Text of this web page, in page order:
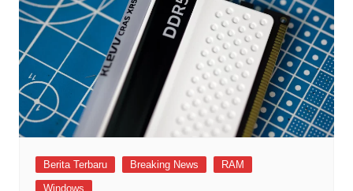
Berita Terbaru Breaking News
RAM
Windows